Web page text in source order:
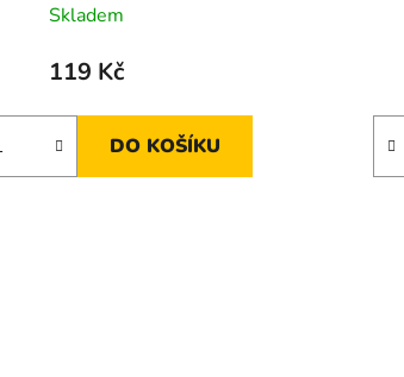
Skladem
119 Kč
DO KOŠÍKU